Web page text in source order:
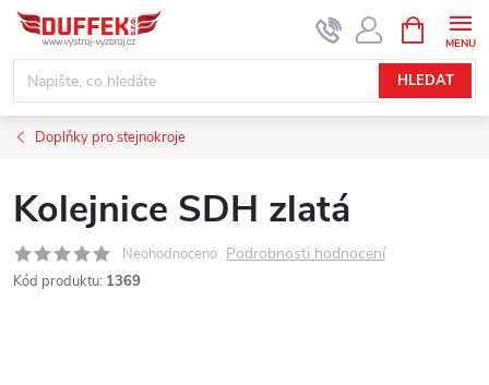
Přejít
obsah
HLEDAT
NÁKUPNÍ
KOŠÍK
Doplňky pro stejnokroje
Kolejnice SDH zlatá
Neohodnoceno Podrobnosti hodnocení
Kód produktu: 1369